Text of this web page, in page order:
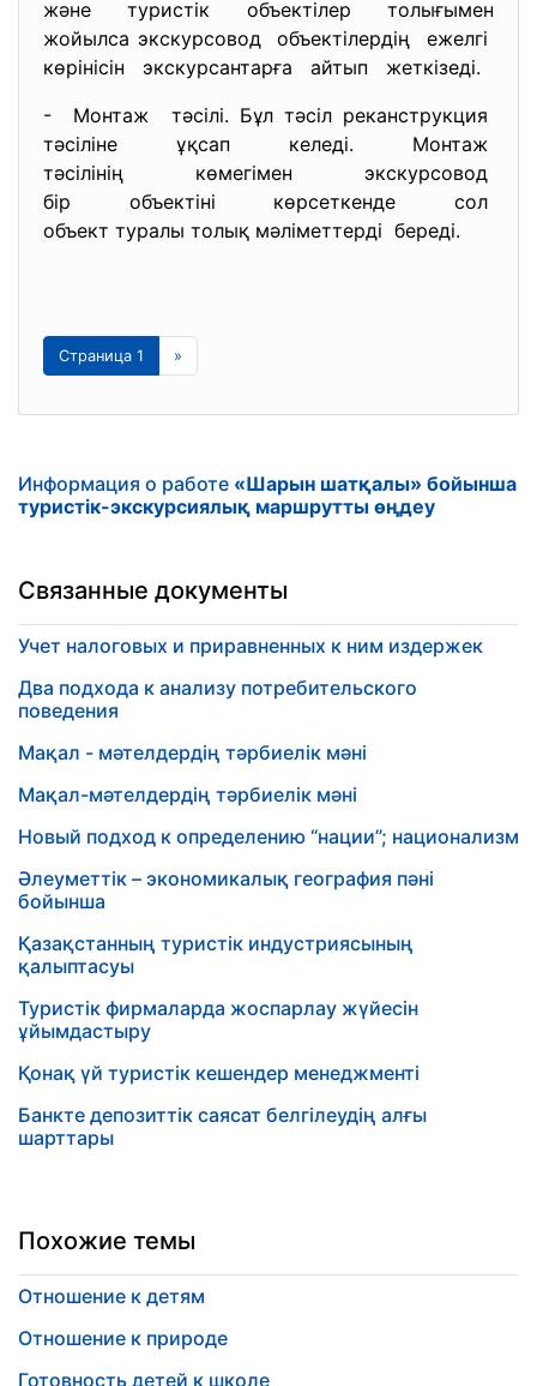
және туристік объектілер толығымен
жойылса экскурсовод объектілердің ежелгі
көрінісін экскурсантарға айтып жеткізеді.
- Монтаж тәсілі. Бұл тәсіл реканструкция
тәсіліне ұқсап келеді. Монтаж
тәсілінің көмегімен экскурсовод
бір объектіні көрсеткенде сол
объект туралы толық мәліметтерді береді.
Страница 1 »
Информация о работе «Шарын шатқалы» бойынша
туристік-экскурсиялық маршрутты өңдеу
Связанные документы
Учет налоговых и приравненных к ним издержек
Два подхода к анализу потребительского
поведения
Мақал - мәтелдердің тәрбиелік мәні
Мақал-мәтелдердің тәрбиелік мәні
Новый подход к определению “нации”; национализм
Әлеуметтік – экономикалық география пәні
бойынша
Қазақстанның туристік индустриясының
қалыптасуы
Туристік фирмаларда жоспарлау жүйесін
ұйымдастыру
Қонақ үй туристік кешендер менеджменті
Банкте депозиттік саясат белгілеудің алғы
шарттары
Похожие темы
Отношение к детям
Отношение к природе
Готовность детей к школе